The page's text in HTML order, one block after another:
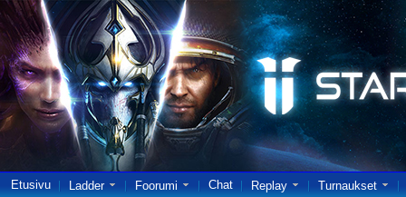
Etusivu Ladder Foorumi Chat Replay Turnaukset